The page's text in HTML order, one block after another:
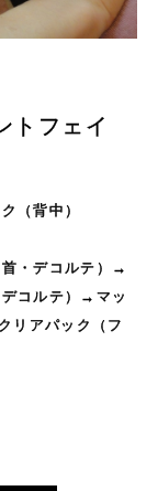
トフェイ
（背中）
・デコルテ）→
コルテ）→マッ
リアパック（フ